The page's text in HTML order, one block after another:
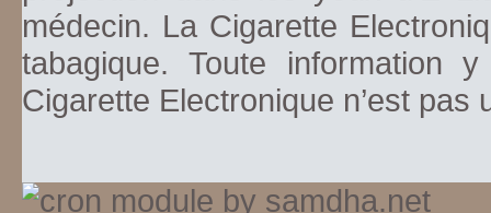
médecin. La Cigarette
tabagique. Toute information
Cigarette Electronique n’est pas